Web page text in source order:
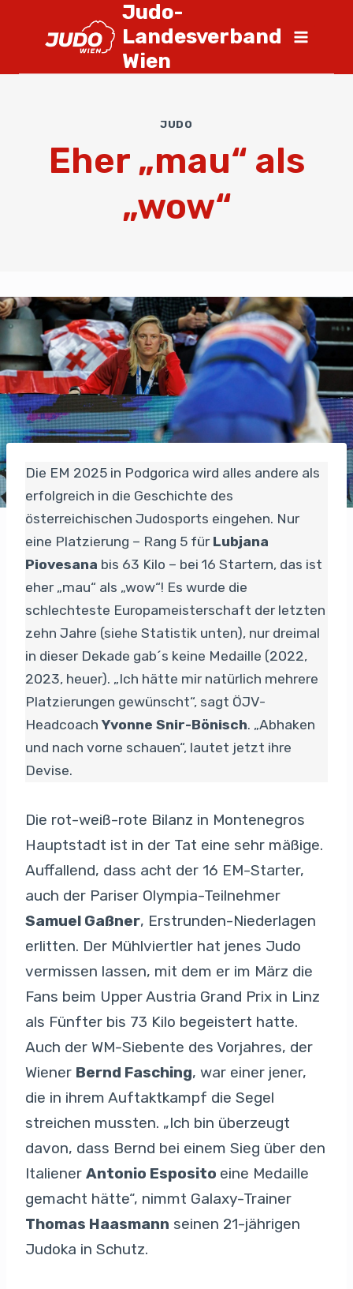
Judo-
Landesverband
Wien
JUDO
Eher „mau“ als
„wow“
Die EM 2025 in Podgorica wird alles andere als
erfolgreich in die Geschichte des
österreichischen Judosports eingehen. Nur
eine Platzierung – Rang 5 für Lubjana
Piovesana bis 63 Kilo – bei 16 Startern, das ist
eher „mau“ als „wow“! Es wurde die
schlechteste Europameisterschaft der letzten
zehn Jahre (siehe Statistik unten), nur dreimal
in dieser Dekade gab´s keine Medaille (2022,
2023, heuer). „Ich hätte mir natürlich mehrere
Platzierungen gewünscht“, sagt ÖJV-
Headcoach Yvonne Snir-Bönisch. „Abhaken
und nach vorne schauen“, lautet jetzt ihre
Devise.
Die rot-weiß-rote Bilanz in Montenegros
Hauptstadt ist in der Tat eine sehr mäßige.
Auffallend, dass acht der 16 EM-Starter,
auch der Pariser Olympia-Teilnehmer
Samuel Gaßner, Erstrunden-Niederlagen
erlitten. Der Mühlviertler hat jenes Judo
vermissen lassen, mit dem er im März die
Fans beim Upper Austria Grand Prix in Linz
als Fünfter bis 73 Kilo begeistert hatte.
Auch der WM-Siebente des Vorjahres, der
Wiener Bernd Fasching, war einer jener,
die in ihrem Auftaktkampf die Segel
streichen mussten. „Ich bin überzeugt
davon, dass Bernd bei einem Sieg über den
Italiener Antonio Esposito eine Medaille
gemacht hätte“, nimmt Galaxy-Trainer
Thomas Haasmann seinen 21-jährigen
Judoka in Schutz.